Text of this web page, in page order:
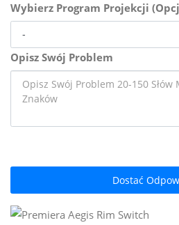
Wybierz Program Projekcji
Opisz Swój Problem
Dostać